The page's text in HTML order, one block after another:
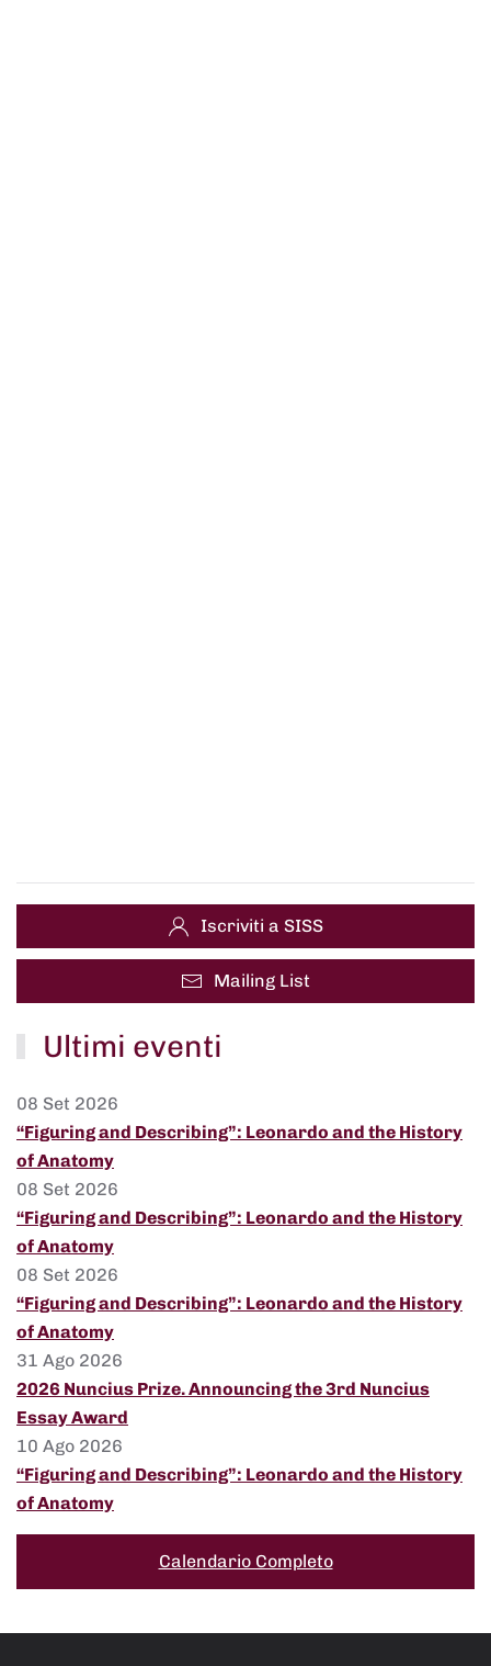
Iscriviti a SISS
Mailing List
Ultimi eventi
08 Set 2026
“Figuring and Describing”: Leonardo and the History
of Anatomy
08 Set 2026
“Figuring and Describing”: Leonardo and the History
of Anatomy
08 Set 2026
“Figuring and Describing”: Leonardo and the History
of Anatomy
31 Ago 2026
2026 Nuncius Prize. Announcing the 3rd Nuncius
Essay Award
10 Ago 2026
“Figuring and Describing”: Leonardo and the History
of Anatomy
Calendario Completo